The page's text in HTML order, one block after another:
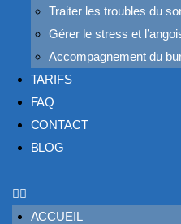
Traiter les troubles du
Gérer le stress et
Accompagnement du
TARIFS
FAQ
CONTACT
BLOG
ACCUEIL